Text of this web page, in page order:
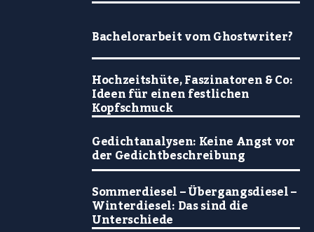
Bachelorarbeit vom Ghostwriter?
Hochzeitshüte, Faszinatoren & Co:
Ideen für einen festlichen
Kopfschmuck
Gedichtanalysen: Keine Angst vor
der Gedichtbeschreibung
Sommerdiesel – Übergangsdiesel –
Winterdiesel: Das sind die
Unterschiede